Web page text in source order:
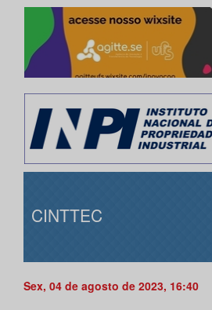
CINTTEC
Sex, 04 de agosto de 2023, 16:40